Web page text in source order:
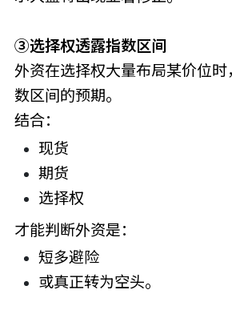
③选择权透露指数区间
外资在选择权大量布局某价位
数区间的预期。
结合：
现货
期货
选择权
才能判断外资是：
短多避险
或真正转为空头。